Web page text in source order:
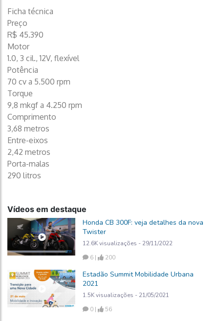
Ficha técnica
Preço
R$ 45.390
Motor
1.0, 3 cil., 12V, flexível
Potência
70 cv a 5.500 rpm
Torque
9,8 mkgf a 4.250 rpm
Comprimento
3,68 metros
Entre-eixos
2,42 metros
Porta-malas
290 litros
Vídeos em destaque
Honda CB 300F: veja detalhes da nova
Twister
12.6K visualizações - 29/11/2022
6 |
200
Estadão Summit Mobilidade Urbana
2021
1.5K visualizações - 21/05/2021
0 |
56